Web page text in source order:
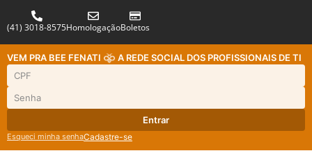
(41) 3018-8575HomologaçãoBoletos
VEM PRA BEE FENATI A REDE SOCIAL DOS PROFISSIONAIS DE TI
Entrar
Esqueci minha senhaCadastre-se